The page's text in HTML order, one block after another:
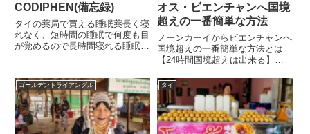
CODIPHEN(備忘録)
タイの薬局で買える睡眠薬長く寝
れなく、短時間の睡眠で何度も目
が覚めるので長時間寝れる睡眠薬
CODIPHENの箱は片面は英語、
反対面はタイ語になっています。
1箱10錠入りで70バーツ...
オス・ビエンチャンへ国境
超えの一番簡単な方法
ノーンカーイからビエンチャンへ
国境超えの一番簡単な方法とは
【24時間国境超えは出来る】①
ラオス友好橋）まで行く。②タイ
側のイミグレーションで出国③バ
スに乗って国境（タイ・ラオス友
好橋）を渡る。④ラオス側のイミ
グ...
ゴールデントライアングル タイ